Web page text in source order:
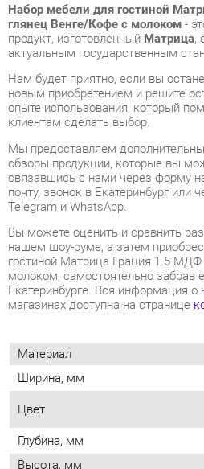
Нам будет приятно, если вы
новым приобретением и решите
опыте использования, который
клиентам сделать выбор.
Мы предоставляем
обзоры продукции, которые вы
связавшись с нами через форму на
почту, звонок в Екатеринбург или
Telegram и WhatsApp.
Вы можете оценить и сравнить
нашем шоу-руме, а затем
гостиной Матрица Грация 1.5 МДФ
молоком, самостоятельно забрав
Екатеринбурге. Вся информация о
магазинах доступна на странице
Материал
Ширина, мм
Глубина, мм
Высота, мм
Мини стенка (у модульных гостиных
не заполнять!)
ОТЗЫВЫ